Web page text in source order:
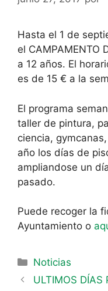
Hasta el 1 de
el CAMPAMENTO
a 12 años. El
es de 15 € a la
El programa
taller de pintura,
ciencia,
año los días de
ampliandose un
pasado.
Puede recoger la
Ayuntamiento o
Noticias
ULTIMOS DÍAS